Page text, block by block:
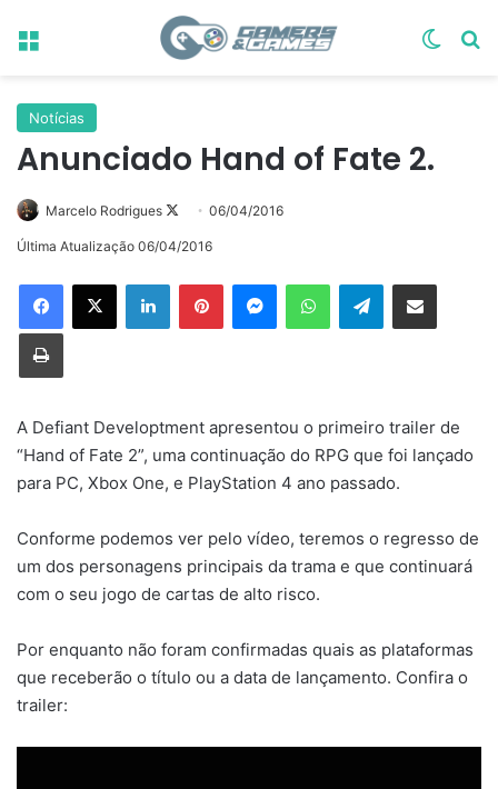
Menu
Notícias
Anunciado Hand of Fate 2.
Marcelo Rodrigues
Follow
on
06/04/2016
Última Atualização 06/04/2016
LinkedinPinterestMessengerWhatsAppTelegramCompartilhar via e-mail
Imprimir
A Defiant Developtment apresentou o primeiro trailer de
“Hand of Fate 2”, uma continuação do RPG que foi lançado
para PC, Xbox One, e PlayStation 4 ano passado.
Conforme podemos ver pelo vídeo, teremos o regresso de
um dos personagens principais da trama e que continuará
com o seu jogo de cartas de alto risco.
Por enquanto não foram confirmadas quais as plataformas
que receberão o título ou a data de lançamento. Confira o
trailer: